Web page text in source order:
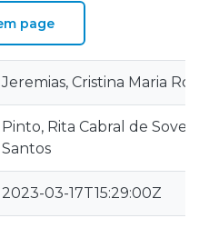
page
Jeremias, Cristina Maria
Pinto, Rita Cabral de
Santos
2023-03-17T15:29:00Z